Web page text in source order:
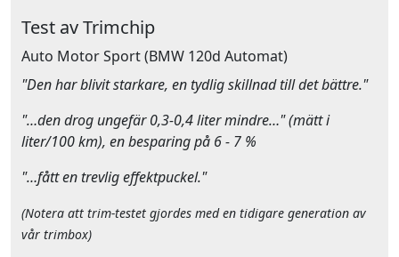
Test av Trimchip
Auto Motor Sport(BMW 120d Automat)
"Den har blivit starkare, en tydlig skillnad till det bättre."
"…den drog ungefär 0,3-0,4 liter mindre…" (mätt i
liter/100 km), en besparing på 6 - 7 %
"…fått en trevlig effektpuckel."
(Notera att trim-testet gjordes med en tidigare generation av
vår trimbox)